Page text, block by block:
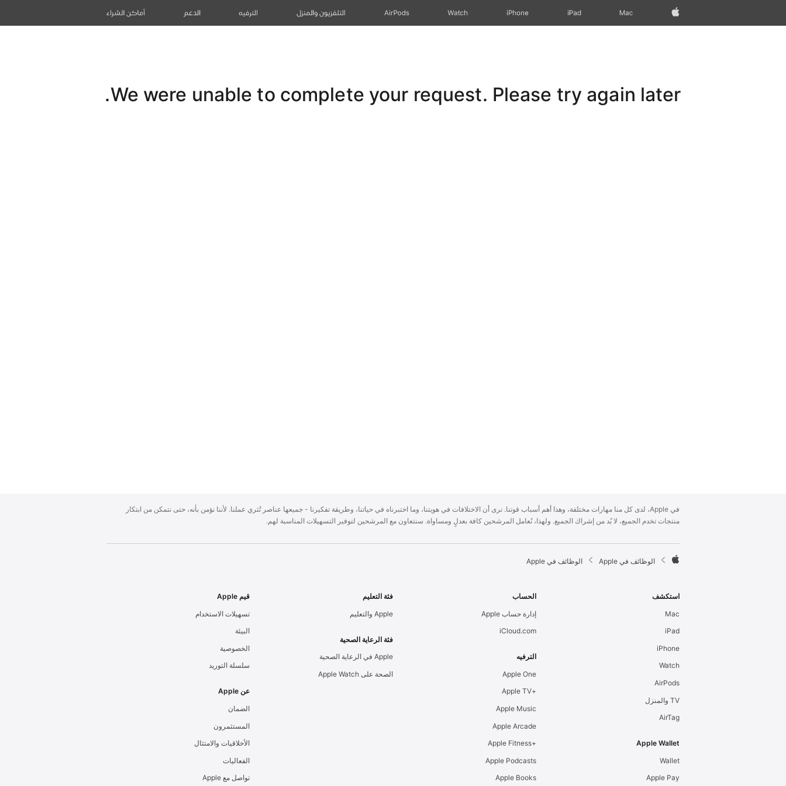
Apple‏
Mac
iPad‏
iPhone
Watch
AirPods التلفزيون والمنزل الترفيه الدعم أماكن الشراء
We were unable to complete your request. Please try again later.
p
p
e
F
t
r
في Apple، لدى كل منا مهارات مختلفة، وهذا أهم أسباب قوتنا. نرى أن الاختلافات في هويتنا، وما اختبرناه في حياتنا، وطريقة تفكيرنا - جميعها عناصر تُثري عملنا. لأننا نؤمن بأنه، حتى نتمكن من ابتكار
منتجات تخدم الجميع، لا بُد من إشراك الجميع. ولهذا، نُعامل المرشحين كافة بعدلٍ ومساواة. سنتعاون مع المرشحين لتوفير التسهيلات المناسبة لهم.

p
e
الوظائف في Apple الوظائف في Apple
استكشف
Mac
iPad
iPhone
Watch
AirPods
TV والمنزل
AirTag
Apple Wallet
Wallet
Apple Pay
الحساب
إدارة حساب Apple
iCloud.com
الترفيه
Apple One
+Apple TV
Apple Music
Apple Arcade
+Apple Fitness
Apple Podcasts
Apple Books
فئة التعليم
Apple والتعليم
فئة الرعاية الصحية
Apple في الرعاية الصحية
الصحة على Apple Watch
قيم Apple
تسهيلات الاستخدام
البيئة
الخصوصية
سلسلة التوريد
عن Apple
الضمان
المستثمرون
الأخلاقيات والامتثال
الفعاليات
تواصل مع Apple